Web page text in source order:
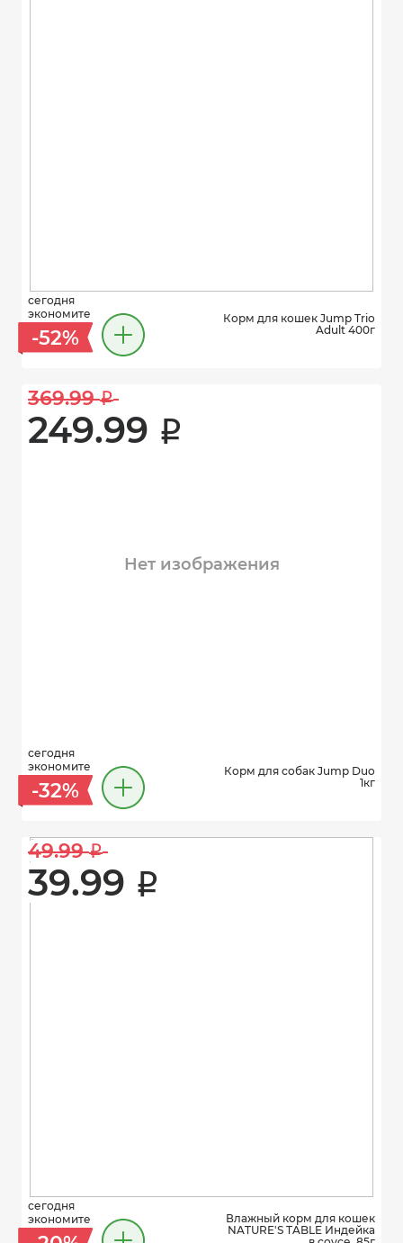
сегодня
экономите
-52%
Корм для кошек Jump Trio
Adult 400г
369.99 i
249.99 i
Нет изображения
сегодня
экономите
-32%
Корм для собак Jump Duo
1кг
49.99 i
39.99 i
сегодня
экономите
Влажный корм для кошек
NATURE'S TABLE Индейка